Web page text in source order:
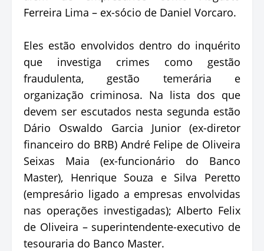
Ferreira Lima – ex-sócio de Daniel Vorcaro.
Eles estão envolvidos dentro do inquérito
que investiga crimes como gestão
fraudulenta, gestão temerária e
organização criminosa. Na lista dos que
devem ser escutados nesta segunda estão
Dário Oswaldo Garcia Junior (ex-diretor
financeiro do BRB) André Felipe de Oliveira
Seixas Maia (ex-funcionário do Banco
Master), Henrique Souza e Silva Peretto
(empresário ligado a empresas envolvidas
nas operações investigadas); Alberto Felix
de Oliveira – superintendente-executivo de
tesouraria do Banco Master.